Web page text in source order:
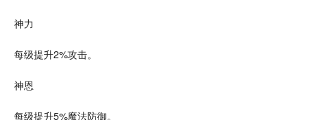
神力
每级提升2%攻击。
神恩
每级提升5%魔法防御。